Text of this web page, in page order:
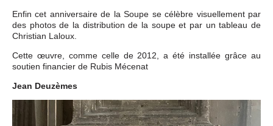
Enfin cet anniversaire de la Soupe se célèbre visuellement par
des photos de la distribution de la soupe et par un tableau de
Christian Laloux.
Cette œuvre, comme celle de 2012, a été installée grâce au
soutien financier de Rubis Mécenat
Jean Deuzèmes